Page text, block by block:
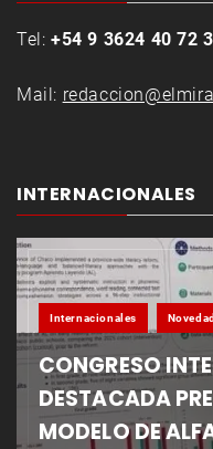
Tel: +54 9 3624 40 72
Mail:
INTERNACIONALES
Internacionales
CONGRESO
DESTACADA
MODELO DE